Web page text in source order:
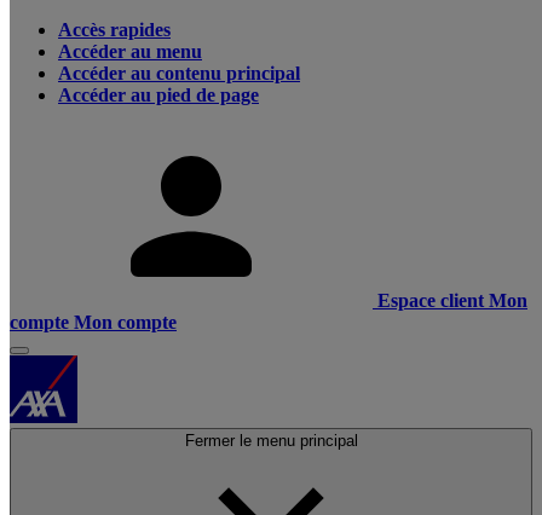
Accès rapides
Accéder au menu
Accéder au contenu principal
Accéder au pied de page
Espace client Mon
compte Mon compte
Fermer le menu principal